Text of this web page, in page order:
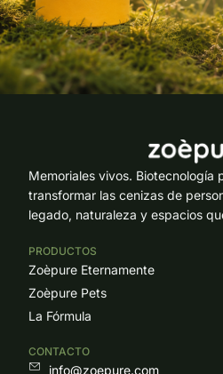
Memoriales vivos. Biotecnología
transformar las cenizas de
legado, naturaleza y espacios
PRODUCTOS
Zoèpure Eternamente
Zoèpure Pets
La Fórmula
CONTACTO
info@zoepure.com